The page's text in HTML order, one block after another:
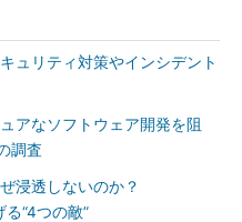
とができるでしょう。
氏その通りです。品質は高
でコストはより少なく、修正も
ュリティ対策やインシデント
アなソフトウェア開発を阻
調査
浸透しないのか？
“4つの敵”